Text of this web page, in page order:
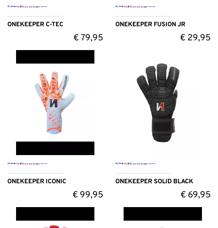
ONEKEEPER C-TEC
€79,95
ONEKEEPER FUSION JR
€ 29,95
ONEKEEPER ICONIC
€99,95
ONEKEEPER SOLID BLACK
€ 69,95